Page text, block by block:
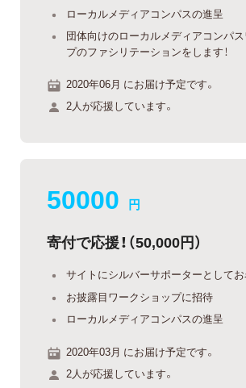
ローカルメディアコンパスの進呈
団体向けのローカルメディアコンパ
プのファシリテーションをします！
2020年06月 にお届け予定です。
2人が応援しています。
50000 円
寄付で応援！（50,000円）
サイトにシルバーサポーターとして
お披露目ワークショップに招待
ローカルメディアコンパスの進呈
2020年03月 にお届け予定です。
2人が応援しています。